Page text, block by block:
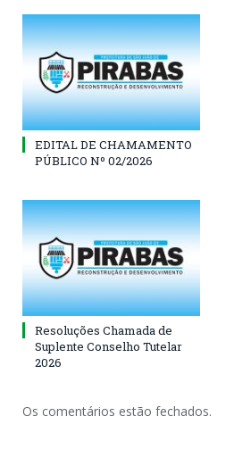
EDITAL DE CHAMAMENTO
PÚBLICO Nº 02/2026
Resoluções Chamada de
Suplente Conselho Tutelar
2026
Os comentários estão fechados.